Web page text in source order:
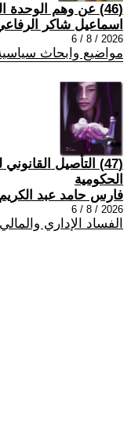
(46) عن وهم الوحدة الوطنية
اسماعيل شاكر
2026 / 8 / 6
مواضيع وابحاث
(47) التأصيل
الحكومية
فارس حامد عبد الكريم
2026 / 8 / 6
الفساد الإداري والمالي